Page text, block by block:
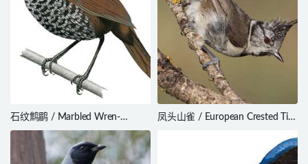
石纹鹪鹛 / Marbled Wren-
Babbler / Turdinus marmoratus
凤头山雀 / European Crested Tit